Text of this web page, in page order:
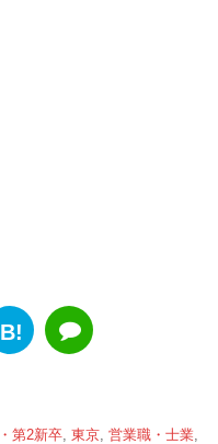
B!
第2新卒 東京 営業職・士業